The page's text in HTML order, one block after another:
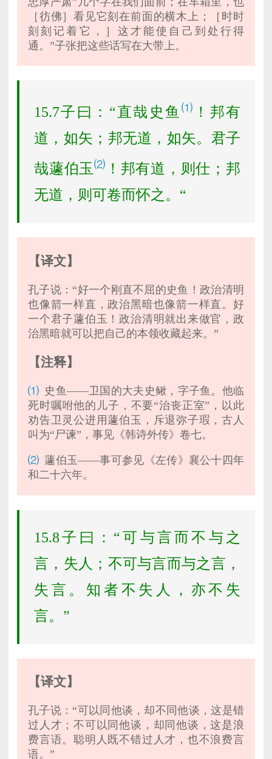
［彷佛］看见它刻在前面的横木上；［时时
刻刻记着它，］这才能使自己到处行得
通。”子张把这些话写在大带上。
15.7子曰：“直哉史鱼 ⑴ ！邦有
道，如矢；邦无道，如矢。君子
哉蘧伯玉⑵ ！邦有道，则仕；邦
无道，则可卷而怀之。“
【译文】
孔子说：“好一个刚直不屈的史鱼！政治清明
也像箭一样直，政治黑暗也像箭一样直。好
一个君子蘧伯玉！政治清明就出来做官，政
治黑暗就可以把自己的本领收藏起来。”
【注释】
⑴ 史鱼——卫国的大夫史鳅，字子鱼。他临
死时嘱咐他的儿子，不要“治丧正室”，以此
劝告卫灵公进用蘧伯玉，斥退弥子瑕，古人
叫为“尸谏”，事见《韩诗外传》卷七。
⑵ 蘧伯玉——事可参见《左传》襄公十四年
和二十六年。
15.8子曰：“可与言而不与之
言，失人；不可与言而与之言，
失言。知者不失人，亦不失
言。”
【译文】
孔子说：“可以同他谈，却不同他谈，这是错
过人才；不可以同他谈，却同他谈，这是浪
费言语。聪明人既不错过人才，也不浪费言
语。”